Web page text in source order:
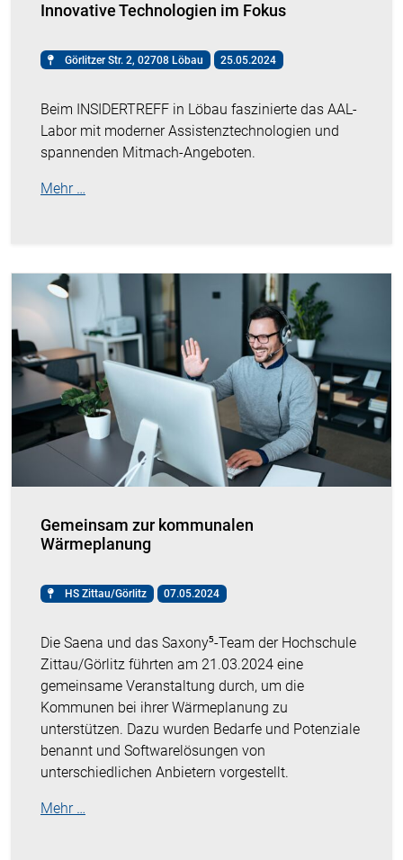
Innovative Technologien im Fokus
Görlitzer Str. 2, 02708 Löbau 25.05.2024
Beim INSIDERTREFF in Löbau faszinierte das AAL-
Labor mit moderner Assistenztechnologien und
spannenden Mitmach-Angeboten.
Mehr …
Gemeinsam zur kommunalen
Wärmeplanung
HS Zittau/Görlitz 07.05.2024
Die Saena und das Saxony⁵-Team der Hochschule
Zittau/Görlitz führten am 21.03.2024 eine
gemeinsame Veranstaltung durch, um die
Kommunen bei ihrer Wärmeplanung zu
unterstützen. Dazu wurden Bedarfe und Potenziale
benannt und Softwarelösungen von
unterschiedlichen Anbietern vorgestellt.
Mehr …